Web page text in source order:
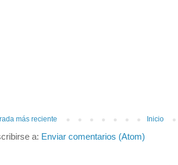
más reciente Inicio
a: Enviar comentarios (Atom)